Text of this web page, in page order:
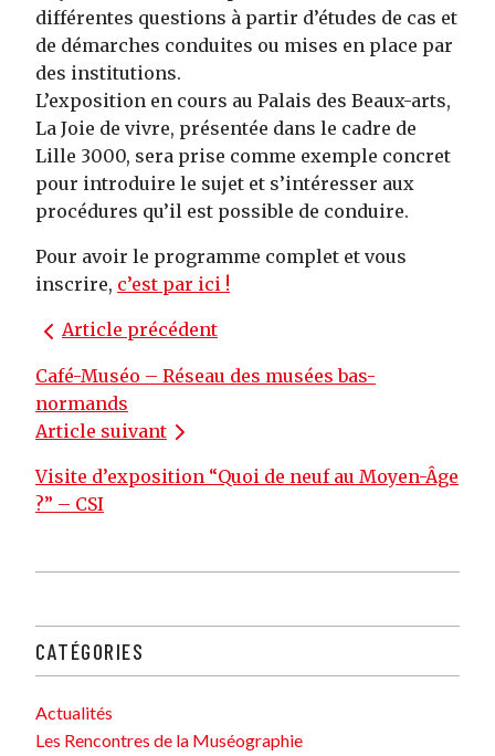
différentes questions à partir d’études de cas et
de démarches conduites ou mises en place par
des institutions.
L’exposition en cours au Palais des Beaux-arts,
La Joie de vivre, présentée dans le cadre de
Lille 3000, sera prise comme exemple concret
pour introduire le sujet et s’intéresser aux
procédures qu’il est possible de conduire.
Pour avoir le programme complet et vous
inscrire, c’est par ici !
Navigation
de
Article précédent
Café-Muséo – Réseau des musées bas-
normands
Article suivant
Visite d’exposition “Quoi de neuf au Moyen-Âge
?” – CSI
CATÉGORIES
Actualités
Les Rencontres de la Muséographie